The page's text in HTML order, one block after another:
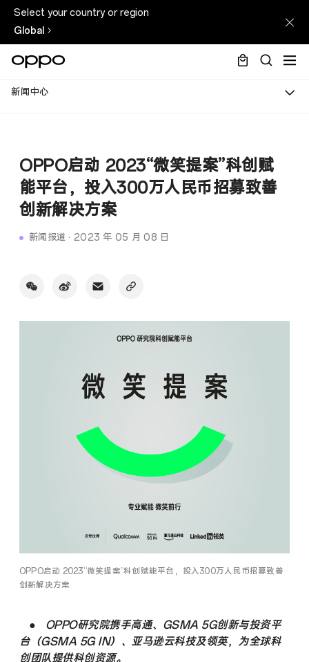
Select your country or region
Global
新闻中心
OPPO启动 2023“微笑提案”科创赋
能平台，投入300万人民币招募致善
创新解决方案
新闻报道 · 2023 年 05 月 08 日
OPPO启动 2023“微笑提案”科创赋能平台，投入300万人民币招募致善
创新解决方案
● OPPO研究院携手高通、GSMA 5G创新与投资平
台（GSMA 5G IN）、亚马逊云科技及领英，为全球科
创团队提供科创资源。